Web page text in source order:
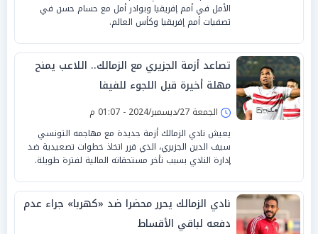
الأمل في أمم إفريقيا وبوادر أمل مع حسام حسن في
تصفيات أمم إفريقيا وكأس العالم.
تصاعد أزمة الجزيري مع الزمالك.. اللاعب يمنح
مهلة أخيرة قبل اللجوء للفيفا
الجمعة 27/ديسمبر/2024 - 01:07 م
يعيش نادي الزمالك أزمة جديدة مع مهاجمه التونسي
سيف الدين الجزيري، الذي قرر اتخاذ خطوات تصعيدية ضد
إدارة النادي بسبب تأخر مستحقاته المالية لفترة طويلة.
نادي الزمالك يحرر محضرا ضد «كهربا» جراء عدم
دفعه لباقي الأقساط